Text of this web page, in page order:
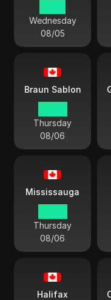
Wednesday
08/05
Braun Sablon
Thursday
08/06
Mississauga
Thursday
08/06
Halifax